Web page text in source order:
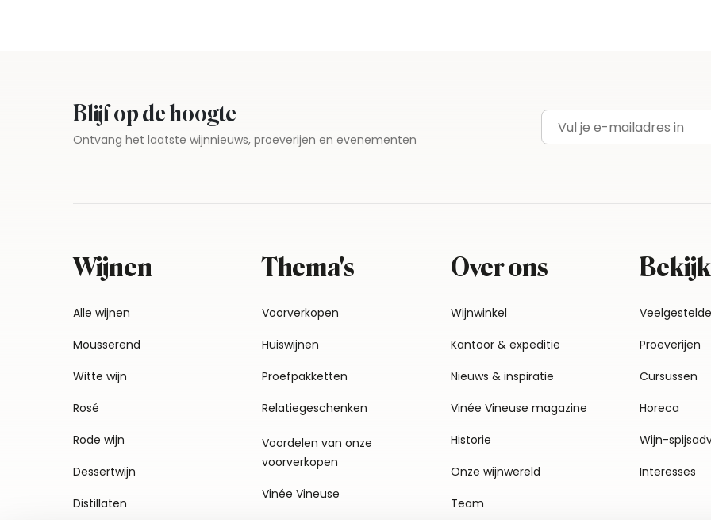
Blijf op de hoogte
Ontvang het laatste wijnnieuws, proeverijen en evenementen E-mailadres
Wijnen
Alle wijnen
Mousserend
Witte wijn
Rosé
Rode wijn
Dessertwijn
Distillaten
Thema's
Voorverkopen
Huiswijnen
Proefpakketten
Relatiegeschenken
Voordelen van onze
voorverkopen
Vinée Vineuse
Over ons
Wijnwinkel
Kantoor & expeditie
Nieuws & inspiratie
Vinée Vineuse magazine
Historie
Onze wijnwereld
Team
Proeverijen
Cursussen
Horeca
Wijn-
Interesses